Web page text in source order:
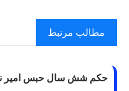
مطالب مرتبط
حکم شش سال حبس امیر